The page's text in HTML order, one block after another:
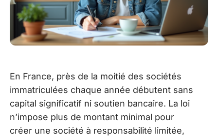
En France, près de la moitié des sociétés
immatriculées chaque année débutent sans
capital significatif ni soutien bancaire. La loi
n’impose plus de montant minimal pour
créer une société à responsabilité limitée,